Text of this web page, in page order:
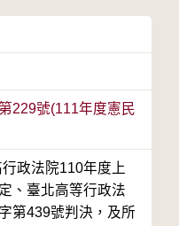
229號(111年度憲民
政法院110年度上
、臺北高等行政法
第439號判決，及所